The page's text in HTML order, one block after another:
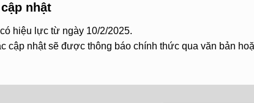
nhật
hiệu lực từ ngày 10/2/2025.
cập nhật sẽ được thông báo chính thức qua văn bản